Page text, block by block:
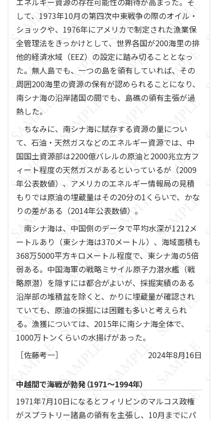
して、1973年10月の第四次中東戦争の際のオイル・
ショックや、1976年にアメリカで制定された漁業保
全管理法をきっかけとして、世界各国が200海里の排
他的経済水域（EEZ）の設定に踏み切ることとなっ
た。無人島でも、一つの島を領有していれば、その
周囲200海里の資源の保有が認められることになり、
南シナ海の沿岸諸国の間でも、島礁の領有主張が過
熱した。
ちなみに、南シナ海に賦存する資源の量につい
て、石油・天然ガスなどのエネルギー資源では、中
国国土資源部は2200億バレルの原油と2000兆立方フ
ィート程度の天然ガスがあるといっているが（2009
年公表数値）、アメリカのエネルギー情報局の見積
もりでは原油の埋蔵量はその20分の1くらいで、かな
りの差がある（2014年公表数値）。
南シナ海は、中国側のデータで平均水深が1212メ
ートルあり（東シナ海は370メートル）、海域面積も
368万5000平方キロメートル程度で、東シナ海の5倍
弱ある。中国海軍の戦略ミサイル原子力潜水艦（戦
略原潜）を隠すには都合がよいが、採掘実績のある
沿岸部の堆積盆を除くと、かりに埋蔵量が確認され
ていても、原油の採掘には困難も多いと考えられ
る。漁獲については、2015年に南シナ海全体で、
1000万トンくらいの水揚げがあった。
［佐藤考一］
2024年8月16日
中越間で海戦が勃発（1971～1994年）
1971年7月10日になるとフィリピンのマルコス政権
がスプラトリー諸島の領有を主張し、10月までにパ